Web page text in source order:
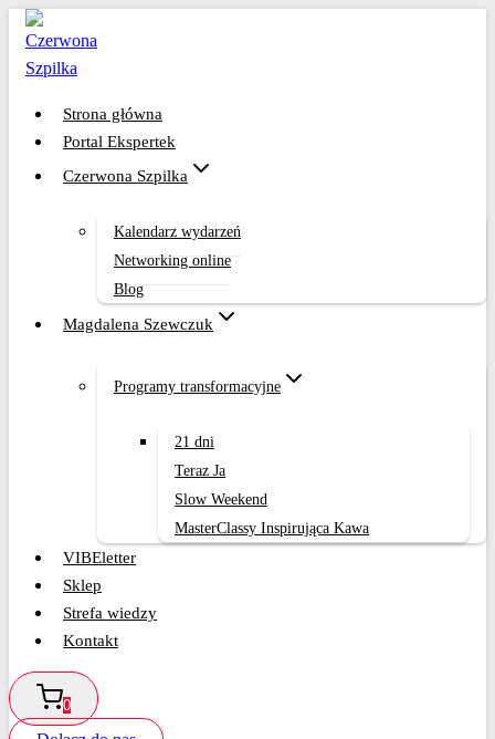
Przejdź
treści
Strona główna
Portal Ekspertek
Czerwona Szpilka
Kalendarz wydarzeń
Networking online
Blog
Magdalena Szewczuk
Programy transformacyjne
21 dni
Teraz Ja
Slow Weekend
MasterClassy Inspirująca Kawa
VIBEletter
Sklep
Strefa wiedzy
Kontakt
0